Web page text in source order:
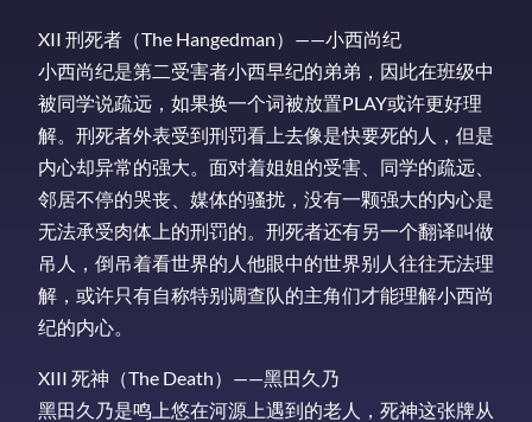
XII 刑死者（The Hangedman）——小西尚纪
小西尚纪是第二受害者小西早纪的弟弟，因此在班级中
被同学说疏远，如果换一个词被放置PLAY或许更好理
解。刑死者外表受到刑罚看上去像是快要死的人，但是
内心却异常的强大。面对着姐姐的受害、同学的疏远、
邻居不停的哭丧、媒体的骚扰，没有一颗强大的内心是
无法承受肉体上的刑罚的。刑死者还有另一个翻译叫做
吊人，倒吊着看世界的人他眼中的世界别人往往无法理
解，或许只有自称特别调查队的主角们才能理解小西尚
纪的内心。
XIII 死神（The Death）——黑田久乃
黑田久乃是鸣上悠在河源上遇到的老人，死神这张牌从